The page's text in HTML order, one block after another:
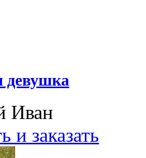
Иван
и заказать